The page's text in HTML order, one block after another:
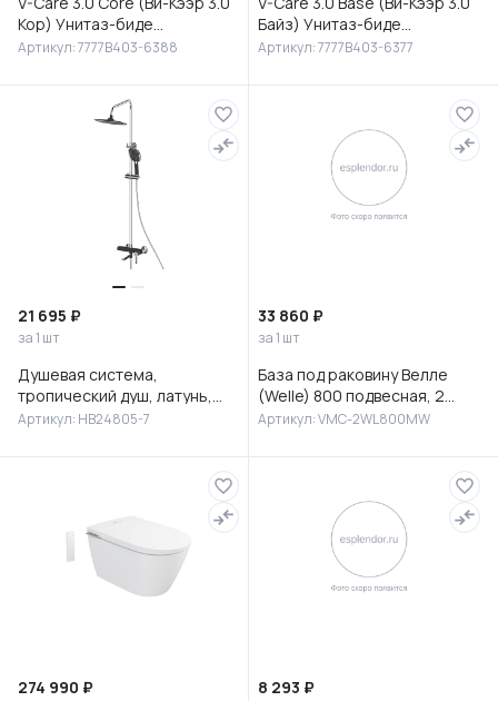
Кор) Унитаз-биде
подвесной, 7777B403-6388
Артикул: 7777B403-6388
Байз) Унитаз-биде
подвесной, 7777B403-6377
Артикул: 7777B403-6377
21 695 ₽
за 1 шт
Душевая система,
тропический душ, латунь,
черный/хром, HB24805-7
Артикул: HB24805-7
33 860 ₽
за 1 шт
База под раковину Велле
(Welle) 800 подвесная, 2
выкатных ящика микролифт,
Артикул: VMC-2WL800MW
274 990 ₽ 8 293 ₽